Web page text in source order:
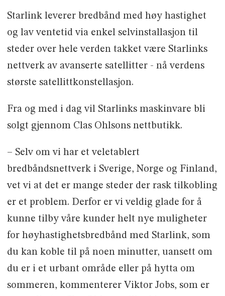
Starlink leverer bredbånd med høy hastighet
og lav ventetid via enkel selvinstallasjon til
steder over hele verden takket være Starlinks
nettverk av avanserte satellitter - nå verdens
største satellittkonstellasjon.
Fra og med i dag vil Starlinks maskinvare bli
solgt gjennom Clas Ohlsons nettbutikk.
– Selv om vi har et veletablert
bredbåndsnettverk i Sverige, Norge og Finland,
vet vi at det er mange steder der rask tilkobling
er et problem. Derfor er vi veldig glade for å
kunne tilby våre kunder helt nye muligheter
for høyhastighetsbredbånd med Starlink, som
du kan koble til på noen minutter, uansett om
du er i et urbant område eller på hytta om
sommeren, kommenterer Viktor Jobs, som er